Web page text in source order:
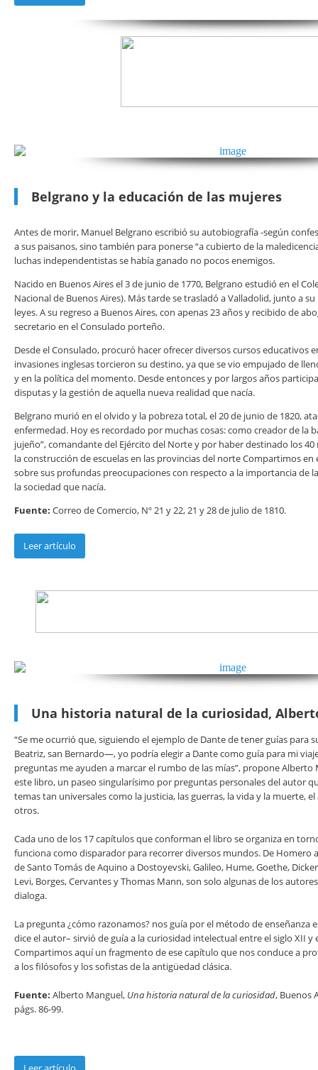
Belgrano y la educación de las mujeres
Antes de morir, Manuel Belgrano escribió su autobiografía -según
a sus paisanos, sino también para ponerse “a cubierto de la
luchas independentistas se había ganado no pocos enemigos.
Nacido en Buenos Aires el 3 de junio de 1770, Belgrano estudió en el
Nacional de Buenos Aires). Más tarde se trasladó a Valladolid, junto a
leyes. A su regreso a Buenos Aires, con apenas 23 años y recibido de
secretario en el Consulado porteño.
Desde el Consulado, procuró hacer ofrecer diversos cursos educativos
invasiones inglesas torcieron su destino, ya que se vio empujado de
y en la política del momento. Desde entonces y por largos años
disputas y la gestión de aquella nueva realidad que nacía.
Belgrano murió en el olvido y la pobreza total, el 20 de junio de 1820,
enfermedad. Hoy es recordado por muchas cosas: como creador de la
jujeño”, comandante del Ejército del Norte y por haber destinado los
la construcción de escuelas en las provincias del norte Compartimos
sobre sus profundas preocupaciones con respecto a la importancia de
la sociedad que nacía.
Fuente: Correo de Comercio, Nº 21 y 22, 21 y 28 de julio de 1810.
Leer artículo
Una historia natural de la curiosidad,
“Se me ocurrió que, siguiendo el ejemplo de Dante de tener guías para
Beatriz, san Bernardo—,yo podría elegir a Dante como guía para mi
preguntas me ayuden a marcar el rumbo de las mías”, propone Alberto
este libro, un paseo singularísimo por preguntas personales del autor
temas tan universales como la justicia, las guerras, la vida y la muerte,
otros.
Cada uno de los 17 capítulos que conforman el libro se organiza en
funciona como disparador para recorrer diversos mundos. De Homero
de Santo Tomás de Aquino a Dostoyevski, Galileo, Hume, Goethe,
Levi, Borges, Cervantes y Thomas Mann, son solo algunas de los
dialoga.
La pregunta ¿cómo razonamos? nos guía por el método de enseñanza
dice el autor– sirvió de guía a la curiosidad intelectual entre el siglo XII y
Compartimos aquí un fragmento de ese capítulo que nos conduce a
a los filósofos y los sofistas de la antigüedad clásica.
Fuente: Alberto Manguel, Una historia natural de la curiosidad, Buenos
págs. 86-99.